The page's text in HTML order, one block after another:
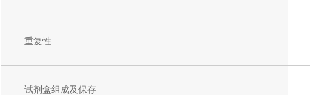
重复性
试剂盒组成及保存